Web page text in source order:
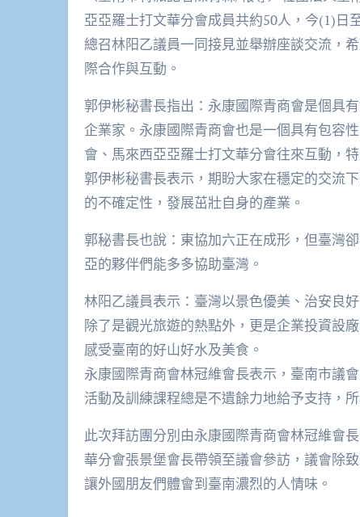
亞亞羅士打文華分會成員共約50人，今(1)日
總召林阳乙議員一同接見並舉辦座談交流，
際合作與互動。
郭伊彬秘書長指出：永康國際青商會是個具
企業家。永康國際青商會也是一個具有包容
會、馬來西亞亞羅士打文華分會往來互動，
郭伊彬秘書長表示，期盼大家在穩定的交流
的不確定性，發展茁壯自身的產業。
郭秘書長也說：東協加六正在成形，但臺灣
亞的夥伴們能多多協助臺灣。
林阳乙議員表示：臺灣以景色優美、治安良
除了是觀光旅遊的熱點外，更是企業投資設
感受臺南的好山好水及美食。
永康國際青商會林冠維會長表示，臺南市議
活動及訓練課程總是不遺餘力地給予支持，
此次拜訪團分別由永康國際青商會林冠維會
華分會張景堡會長帶領至議會參訪，議會除
讓外國朋友們體會到臺南濃烈的人情味。